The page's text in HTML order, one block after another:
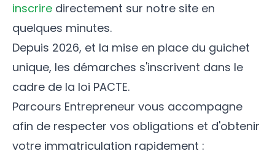
inscrire directement sur notre site en
quelques minutes.
Depuis 2026, et la mise en place du guichet
unique, les démarches s'inscrivent dans le
cadre de la loi PACTE.
Parcours Entrepreneur vous accompagne
afin de respecter vos obligations et d'obtenir
votre immatriculation rapidement :